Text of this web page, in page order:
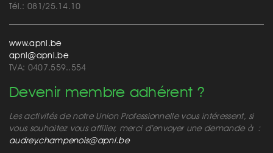
Tél.: 081/25.14.10
www.apnl.be
apnl@apnl.be
TVA: 0407.559..554
Devenir membre adhérent ?
Les activités de notre Union Professionnelle vous intéressent, si
vous souhaitez vous affilier, merci d’envoyer une demande à :
audrey.champenois@apnl.be